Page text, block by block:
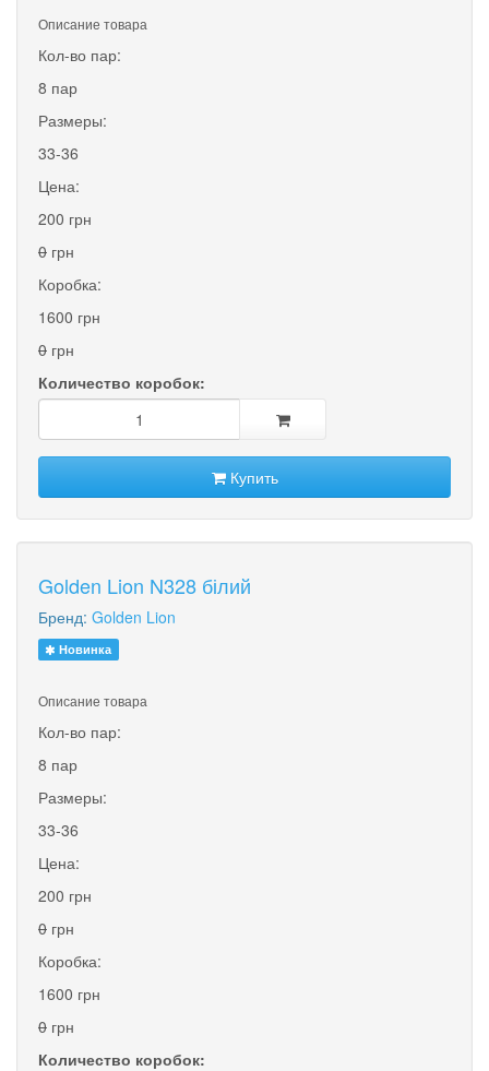
Описание товара
Кол-во пар:
8 пар
Размеры:
33-36
Цена:
200 грн
0 грн
Коробка:
1600 грн
0 грн
Количество коробок:
Купить
Golden Lion N328 білий
Бренд: Golden Lion
Новинка
Описание товара
Кол-во пар:
8 пар
Размеры:
33-36
Цена:
200 грн
0 грн
Коробка:
1600 грн
0 грн
Количество коробок: